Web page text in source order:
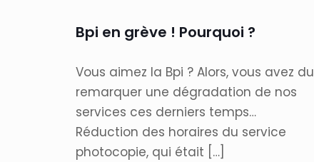
Bpi en grève ! Pourquoi ?
Vous aimez la Bpi ? Alors, vous avez du
remarquer une dégradation de nos
services ces derniers temps…
Réduction des horaires du service
photocopie, qui était […]